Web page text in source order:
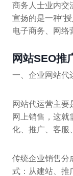
商务人士业内交
宣扬的是一种“
电子商务、网络
网站SEO推
一、企业网站代
网站代运营主要
网上销售，这就
化、推广、客服
传统企业销售分
式：从建站、推